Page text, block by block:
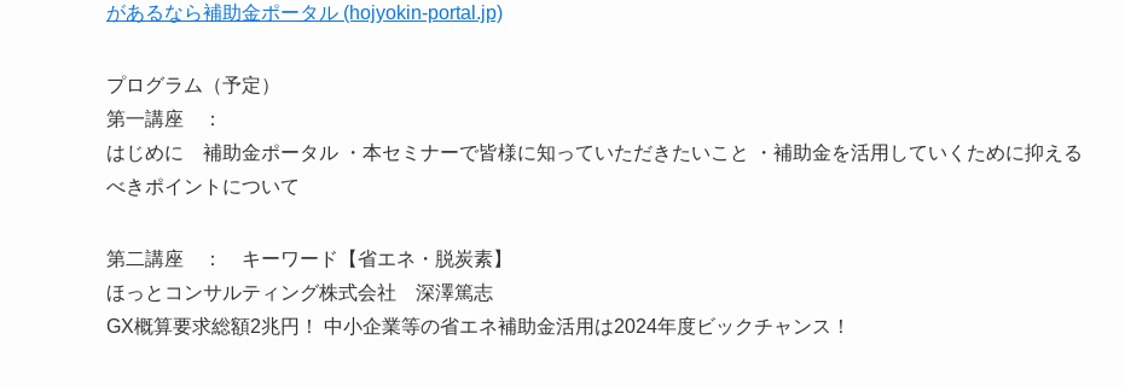
があるなら補助金ポータル (hojyokin-portal.jp)
プログラム（予定）
第一講座 ：
はじめに 補助金ポータル ・本セミナーで皆様に知っていただきたいこと ・補助金を活用していくために抑える
べきポイントについて
第二講座 ： キーワード【省エネ・脱炭素】
ほっとコンサルティング株式会社 深澤篤志
GX概算要求総額2兆円！ 中小企業等の省エネ補助金活用は2024年度ビックチャンス！